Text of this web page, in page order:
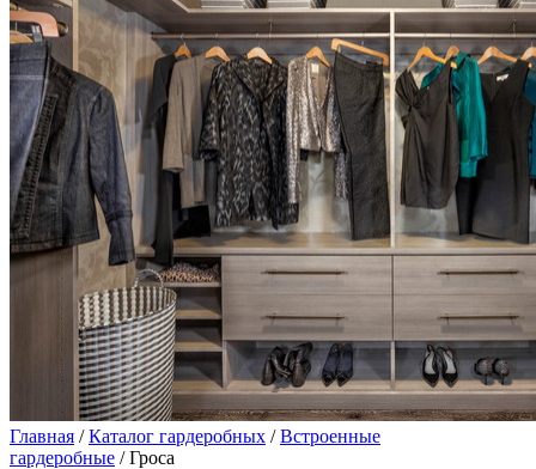
Главная /Каталог гардеробных /Встроенные
гардеробные / Гроса